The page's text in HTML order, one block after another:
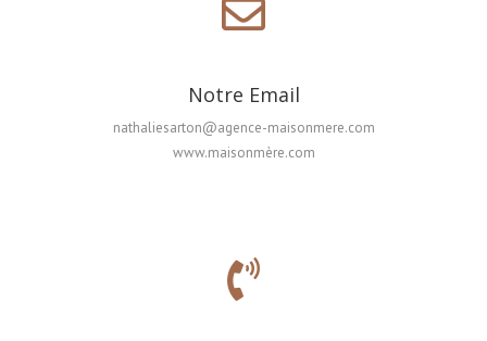
Notre Email
nathaliesarton@agence-maisonmere.com
www.maisonmère.com